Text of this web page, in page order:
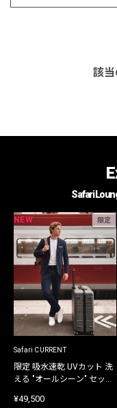
該
Safari
NEW 限定
Safari CURRENT
限定 吸水速乾 UVカット 洗
える "オールシーン" セット
¥49,500